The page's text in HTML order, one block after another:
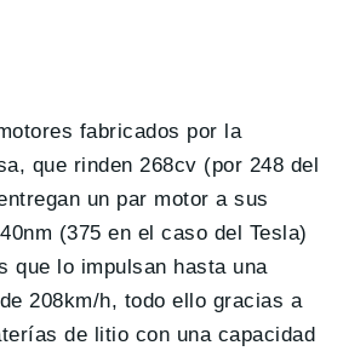
fabricados por la
que rinden 268cv (por 248 del
un par motor a sus
(375 en el caso del Tesla)
que lo impulsan hasta una
208km/h, todo ello gracias a
de litio con una capacidad